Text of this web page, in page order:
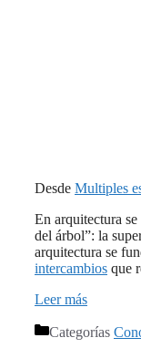
Desde Multiples
En arquitectura
del árbol”: la
arquitectura se
intercambios que
Leer más
Categorías